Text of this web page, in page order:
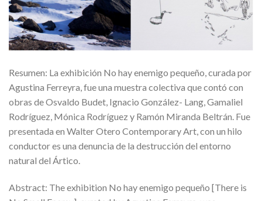
Resumen: La exhibición No hay enemigo pequeño, curada por
Agustina Ferreyra, fue una muestra colectiva que contó con
obras de Osvaldo Budet, Ignacio González- Lang, Gamaliel
Rodríguez, Mónica Rodríguez y Ramón Miranda Beltrán. Fue
presentada en Walter Otero Contemporary Art, con un hilo
conductor es una denuncia de la destrucción del entorno
natural del Ártico.
Abstract: The exhibition No hay enemigo pequeño [There is